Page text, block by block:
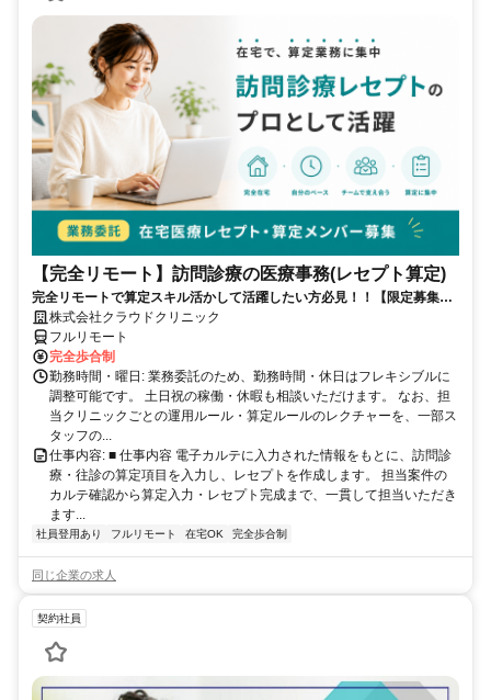
【完全リモート】訪問診療の医療事務(レセプト算定)
完全リモートで算定スキル活かして活躍したい方必見！！【限定募集】
完全リモート｜在宅医療レセプト算定（成果報酬型／業務委託）
株式会社クラウドクリニック
フルリモート
完全歩合制
勤務時間・曜日: 業務委託のため、勤務時間・休日はフレキシブルに
調整可能です。 土日祝の稼働・休暇も相談いただけます。 なお、担
当クリニックごとの運用ルール・算定ルールのレクチャーを、一部ス
タッフの...
仕事内容: ■ 仕事内容 電子カルテに入力された情報をもとに、訪問診
療・往診の算定項目を入力し、レセプトを作成します。 担当案件の
カルテ確認から算定入力・レセプト完成まで、一貫して担当いただき
ます...
社員登用あり フルリモート 在宅OK 完全歩合制
同じ企業の求人
契約社員